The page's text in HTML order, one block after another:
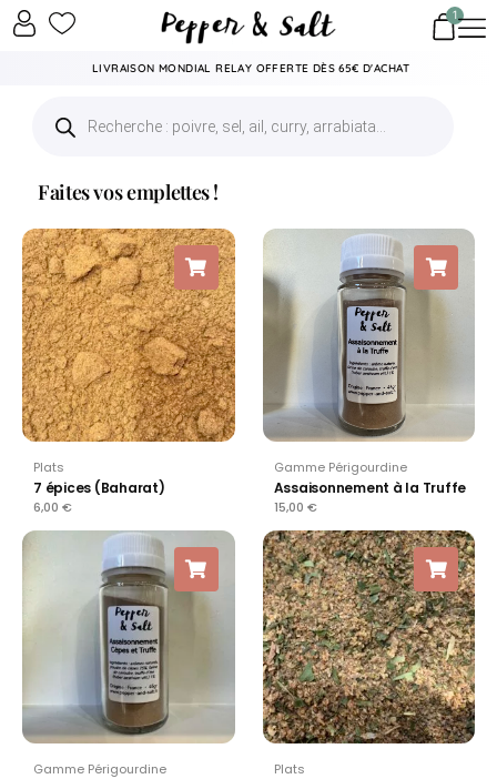
1
LIVRAISON MONDIAL RELAY OFFERTE DÈS 65€ D'ACHAT
Faites vos emplettes !
Plats
7 épices (Baharat)
6,00 €
Gamme Périgourdine
Assaisonnement à la Truffe
15,00 €
Gamme Périgourdine Plats